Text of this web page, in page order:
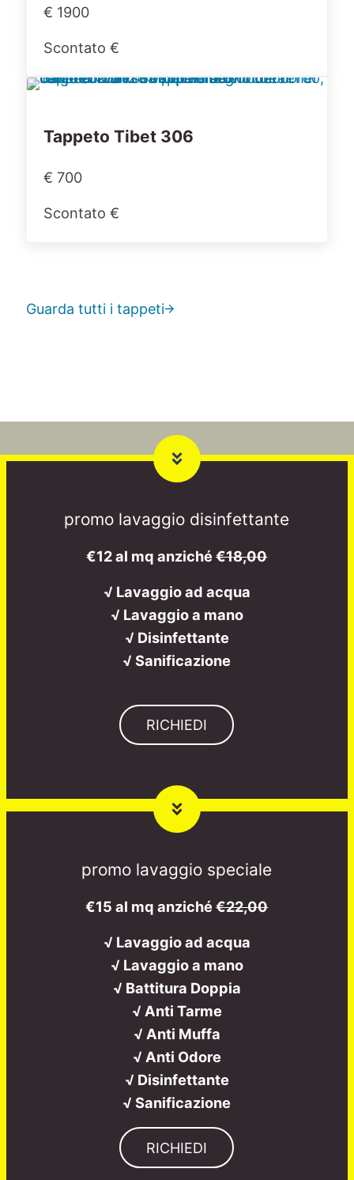
€ 1900
Scontato €
Tappeto Tibet 306
€ 700
Scontato €
Guarda tutti i tappeti
promo lavaggio disinfettante
€12 al mq anziché€18,00
√ Lavaggio ad acqua
√ Lavaggio a mano
√ Disinfettante
√ Sanificazione
RICHIEDI
promo lavaggio speciale
€15 al mq anziché€22,00
√ Lavaggio ad acqua
√ Lavaggio a mano
√ Battitura Doppia
√ Anti Tarme
√ Anti Muffa
√ Anti Odore
√ Disinfettante
√ Sanificazione
RICHIEDI